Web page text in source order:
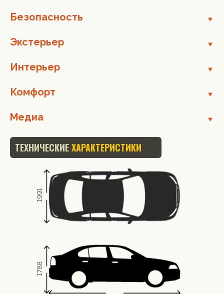
Безопасность
Экстерьер
Интерьер
Комфорт
Медиа
ТЕХНИЧЕСКИЕХАРАКТЕРИСТИКИ
1788
1991